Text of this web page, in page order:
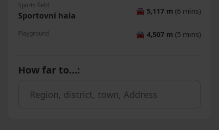
Sports field
Sportovní hala 🚘 5,117 m (6 mins)
Playground 🚘 4,507 m (5 mins)
How far to…: